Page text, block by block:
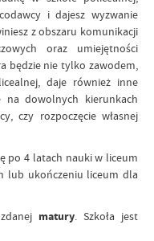
i dajesz wyzwanie
z obszaru komunikacji
oraz umiejętności
będzie nie tylko zawodem,
daje również inne
na dowolnych kierunkach
czy rozpoczęcie własnej
po 4 latach nauki w liceum
lub ukończeniu liceum dla
matury. Szkoła jest